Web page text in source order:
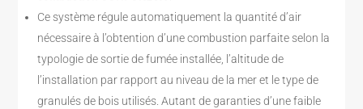
Ce système régule automatiquement la quantité d’air
nécessaire à l’obtention d’une combustion parfaite selon la
typologie de sortie de fumée installée, l’altitude de
l’installation par rapport au niveau de la mer et le type de
granulés de bois utilisés. Autant de garanties d’une faible